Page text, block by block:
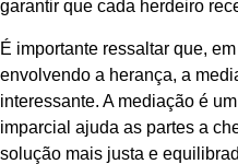
garantir que cada herdeiro
É importante ressaltar que,
envolvendo a herança, a
interessante. A mediação é
imparcial ajuda as partes a
solução mais justa e